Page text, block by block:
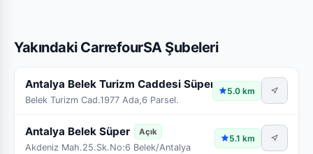
Yakındaki CarrefourSA Şubeleri
Antalya Belek Turizm Caddesi Süper Açık
Belek Turizm Cad.1977 Ada,6 Parsel.
5.0 km
Antalya Belek Süper Açık
Akdeniz Mah.25.Sk.No:6 Belek/Antalya
5.1 km